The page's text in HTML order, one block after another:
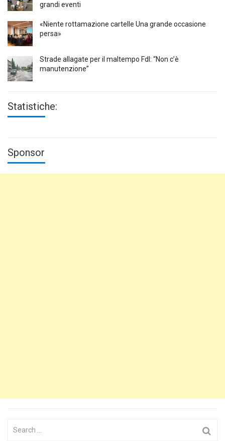
grandi eventi
«Niente rottamazione cartelle Una grande occasione
persa»
Strade allagate per il maltempo FdI: “Non c’è
manutenzione”
Statistiche:
Sponsor
Search